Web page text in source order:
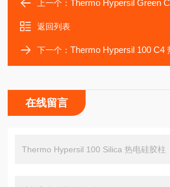
上一个：Thermo Hypersil Green
返回列表
下一个：Thermo Hypersil 100 C4
在线留言